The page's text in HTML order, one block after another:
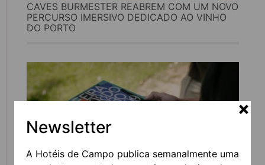
Newsletter
A Hotéis de Campo publica semanalmente uma
CAVES BURMESTER REABREM COM UM NOVO
PERCURSO IMERSIVO DEDICADO AO VINHO
DO PORTO